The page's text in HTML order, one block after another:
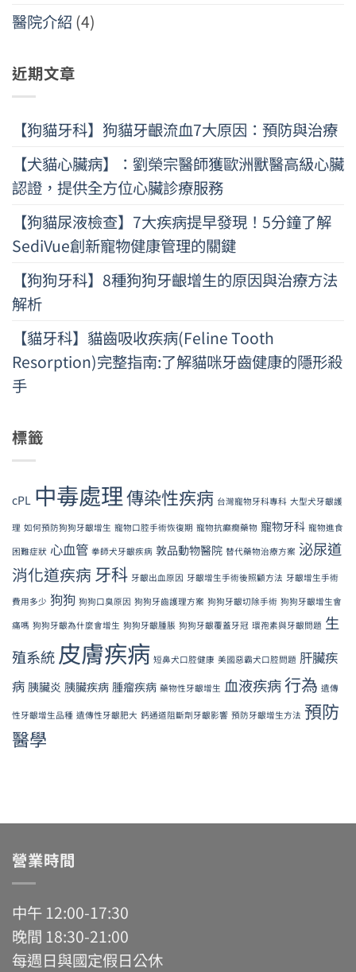
醫院介紹 (4)
近期文章
【狗貓牙科】狗貓牙齦流血7大原因：預防與治療
【犬貓心臟病】：劉榮宗醫師獲歐洲獸醫高級心臟
認證，提供全方位心臟診療服務
【狗貓尿液檢查】7大疾病提早發現！5分鐘了解
SediVue創新寵物健康管理的關鍵
【狗狗牙科】8種狗狗牙齦增生的原因與治療方法
解析
【貓牙科】貓齒吸收疾病(Feline Tooth
Resorption)完整指南:了解貓咪牙齒健康的隱形殺
手
標籤
cPL 中毒處理傳染性疾病 台灣寵物牙科專科 大型犬牙齦護
理 如何預防狗狗牙齦增生 寵物口腔手術恢復期 寵物抗癲癇藥物 寵物牙科 寵物進食
困難症狀 心血管 拳師犬牙齦疾病 敦品動物醫院 替代藥物治療方案 泌尿道
消化道疾病 牙科 牙齦出血原因 牙齦增生手術後照顧方法 牙齦增生手術
費用多少 狗狗 狗狗口臭原因 狗狗牙齒護理方案 狗狗牙齦切除手術 狗狗牙齦增生會
痛嗎 狗狗牙齦為什麼會增生 狗狗牙齦腫脹 狗狗牙齦覆蓋牙冠 環孢素與牙齦問題 生
殖系統 皮膚疾病 短鼻犬口腔健康 美國惡霸犬口腔問題 肝臟疾
病 胰臟炎 胰臟疾病 腫瘤疾病 藥物性牙齦增生 血液疾病行為 遺傳
性牙齦增生品種 遺傳性牙齦肥大 鈣通道阻斷劑牙齦影響 預防牙齦增生方法 預防
醫學
營業時間
中午 12:00-17:30
晚間 18:30-21:00
每週日與國定假日公休